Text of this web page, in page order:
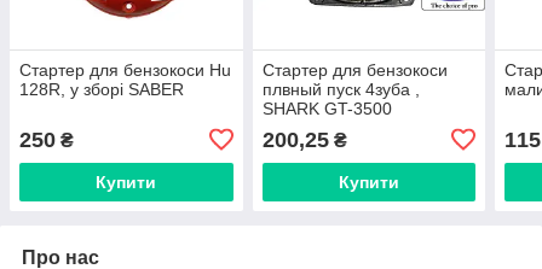
Стартер для бензокоси Hu
128R, у зборі SABER
250 ₴
Купити
Стартер для бензокоси
плвный пуск 4зуба ,
SHARK GT-3500
200,25₴
Купити
115
Про нас